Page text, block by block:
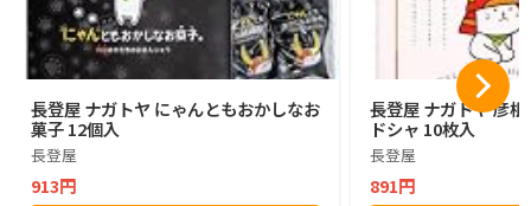
長登屋 ナガトヤ にゃんともおかしなお
菓子 12個入
長登屋
913円
長登屋 ナガトヤ 彦
ドシャ 10枚入
長登屋
891円